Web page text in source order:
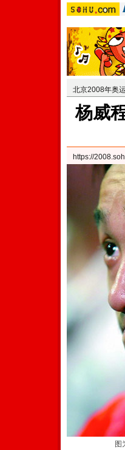
北京2008年奥
杨威
https://
图